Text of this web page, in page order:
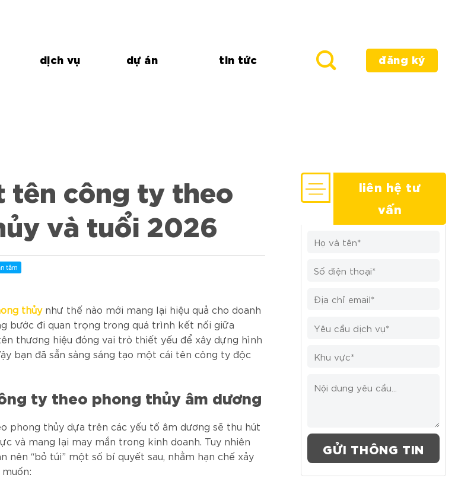
dịch vụ dự án tin tức đăng ký
tên công ty theo
và tuổi 2026
thủy như thế nào mới mang lại hiệu quả cho doanh
bước đi quan trọng trong quá trình kết nối giữa
thương hiệu đóng vai trò thiết yếu để xây dựng hình
bạn đã sẵn sàng sáng tạo một cái tên công ty độc
ty theo phong thủy âm dương
phong thủy dựa trên các yếu tố âm dương sẽ thu hút
và mang lại may mắn trong kinh doanh. Tuy nhiên
nên “bỏ túi” một số bí quyết sau, nhằm hạn chế xảy
liên hệ tư
vấn